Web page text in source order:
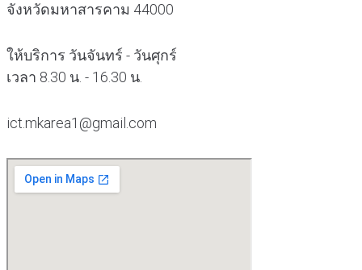
จังหวัดมหาสารคาม 44000
ให้บริการ วันจันทร์ - วันศุกร์
เวลา 8.30 น. - 16.30 น.
ict.mkarea1@gmail.com